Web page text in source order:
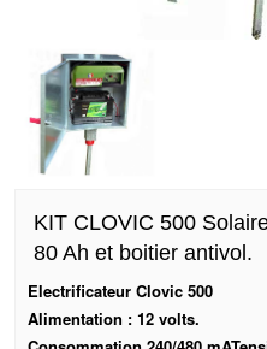
KIT CLOVIC 500
80 Ah et boitier antivol.
Electrificateur Clovic 500
Alimentation : 12 volts.